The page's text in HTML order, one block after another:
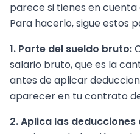
parece si tienes en
Para hacerlo, sigue estos
1. Parte del sueldo bruto:
salario bruto, que es la
antes de aplicar
aparecer en tu contrato
2. Aplica las